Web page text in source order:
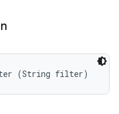
(String filter)